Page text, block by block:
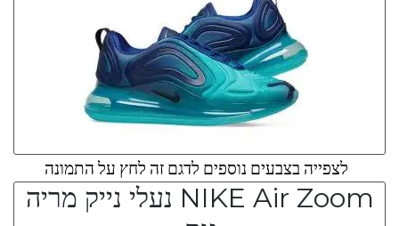
לצפייה בצבעים נוספים לדגם זה לחץ על התמונה
NIKE Air Zoom נעלי נייק מריה